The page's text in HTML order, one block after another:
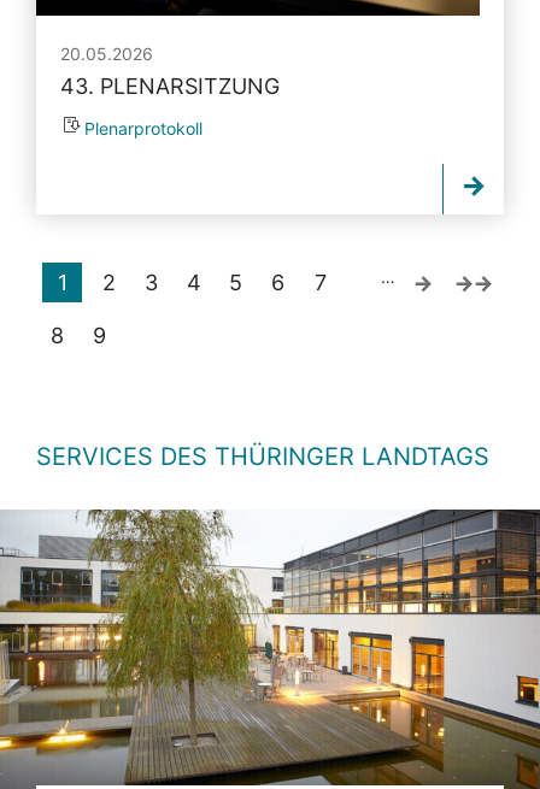
20.05.2026
43. PLENARSITZUNG
Plenarprotokoll
1 2 3 4 5 6 7
8 9
…
SERVICES DES THÜRINGER LANDTAGS